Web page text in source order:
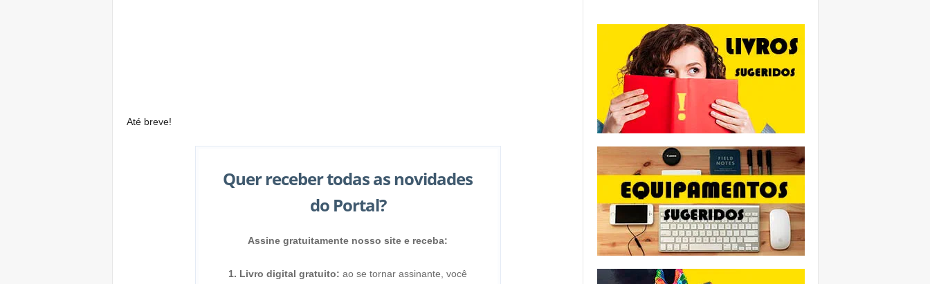
Até breve!
Quer receber todas as novidades
do Portal?
Assine gratuitamente nosso site e receba:
1. Livro digital gratuito: ao se tornar assinante, você